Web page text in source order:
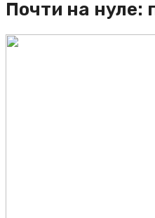
Почти на нуле: